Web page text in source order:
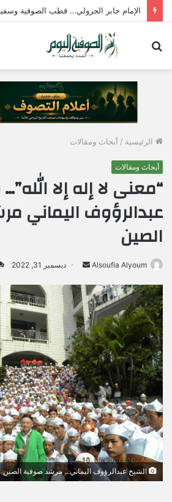
الإمام جابر الجزولي… قطب الصوفية
الرئيسية / أبحاث ومقالات
أبحاث ومقالات
“معنى لا إله إلا
عبدالرؤوف اليماني
الصين
Alsoufia Alyoum
س
ل
ب
ر
ي
د
ا
إ
ل
ك
ت
ر
و
ديسمبر 31, 2022
الشيخ عبدالرؤوف اليماني... مرشد صوفية الصين